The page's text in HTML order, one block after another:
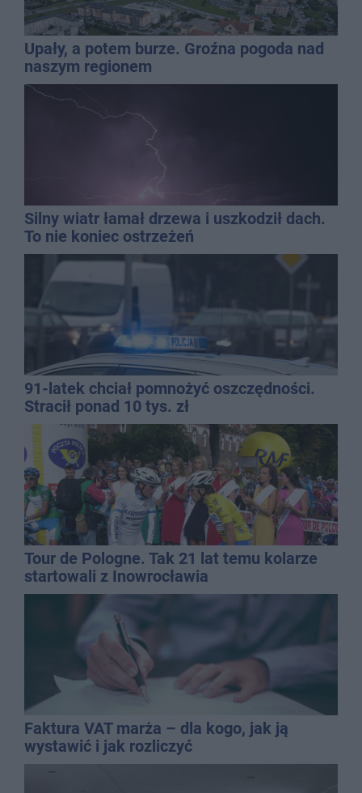
Upały, a potem burze. Groźna pogoda nad
naszym regionem
Silny wiatr łamał drzewa i uszkodził dach.
To nie koniec ostrzeżeń
91-latek chciał pomnożyć oszczędności.
Stracił ponad 10 tys. zł
Tour de Pologne. Tak 21 lat temu kolarze
startowali z Inowrocławia
Faktura VAT marża – dla kogo, jak ją
wystawić i jak rozliczyć